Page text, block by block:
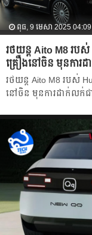
ពុធ, 9 មេសា 2025 04:09
រថយន្ត Aito M8 រប
គ្រឿងនៅចិន មុនការដា
រថយន្ត Aito M8 របស់
នៅចិន មុនការដាក់លក់ជា